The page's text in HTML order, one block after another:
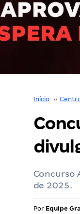
Início ››
Concurso
de 2025.
Por Equipe